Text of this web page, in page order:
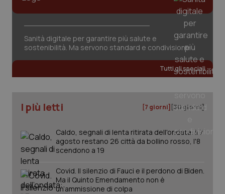
Sanità digitale per garantire più salute e
sostenibilità. Ma servono standard e condivisione
Tutti gli speciali
I più letti [7 giorni] [30 giorni]
Caldo, segnali di lenta ritirata dell'ondata: il 7
agosto restano 26 città da bollino rosso, l'8
scendono a 19
Covid. Il silenzio di Fauci e il perdono di Biden.
Ma il Quinto Emendamento non è
un’ammissione di colpa
PHPSESSID
PHP.net